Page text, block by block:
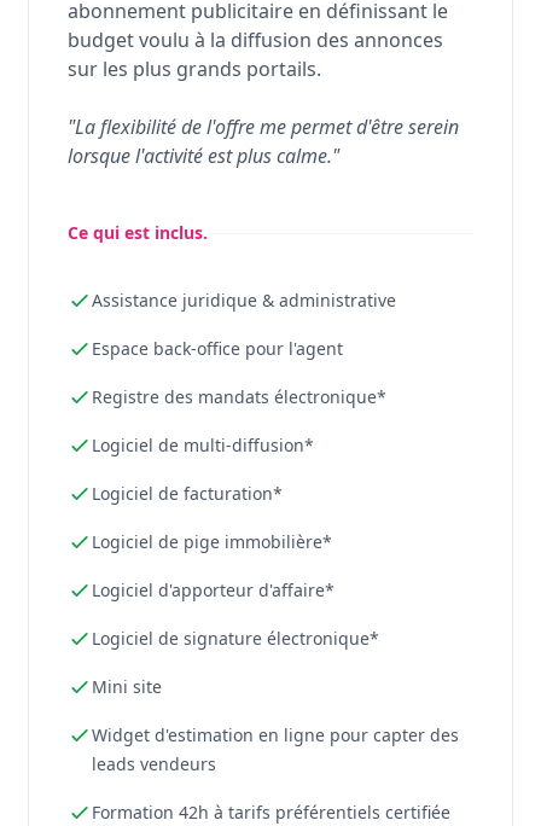
abonnement publicitaire en définissant le
budget voulu à la diffusion des annonces
sur les plus grands portails.
"La flexibilité de l'offre me permet d'être serein
lorsque l'activité est plus calme."
Ce qui est inclus.
Assistance juridique & administrative
Espace back-office pour l'agent
Registre des mandats électronique*
Logiciel de multi-diffusion*
Logiciel de facturation*
Logiciel de pige immobilière*
Logiciel d'apporteur d'affaire*
Logiciel de signature électronique*
Mini site
Widget d'estimation en ligne pour capter des
leads vendeurs
Formation 42h à tarifs préférentiels certifiée